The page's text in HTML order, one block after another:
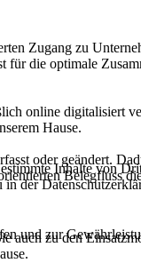
Zugang zu
für die optimale
online digitalisiert
Hause.
oder geändert.
Belegfluss
auch zu den
Inhalte von
der
zur